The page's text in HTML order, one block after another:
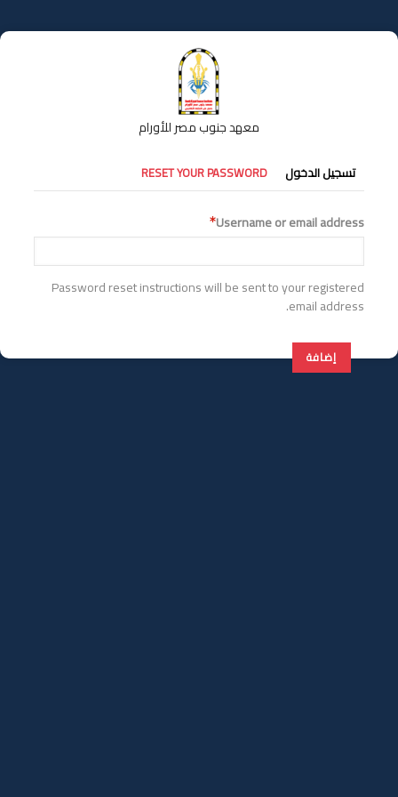
إلى
المحتوى
معهد جنوب مصر للأورام
التبويبات
الأساسية
تسجيل الدخول RESET YOUR PASSWORD
Username or email address
Password reset instructions will be sent to your registered
email address.